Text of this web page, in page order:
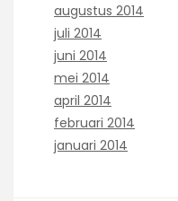
augustus 2014
juli 2014
juni 2014
mei 2014
april 2014
februari 2014
januari 2014